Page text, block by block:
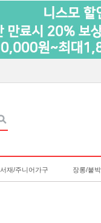
서재/주니어가구 장롱/붙